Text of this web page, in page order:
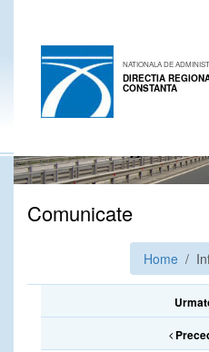
NATIONALA DE
DIRECTIA
CONSTANTA
Comunicate
Home /